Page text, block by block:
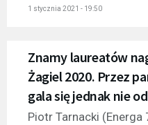
1 stycznia 2021 - 19:50
Znamy laureatów
Żagiel 2020. Przez
gala się jednak nie
Piotr Tarnacki (Energa